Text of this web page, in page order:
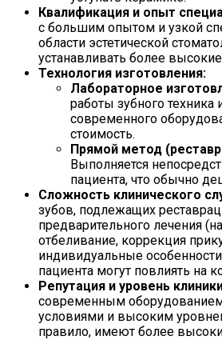
Квалификация и опыт
с большим опытом и узкой
области эстетической
устанавливать более
Технология изготовления:
Лабораторное
работы зубного техника
современного
стоимость.
Прямой метод
Выполняется
пациента, что обычно
Сложность клинического
зубов, подлежащих
предварительного лечения
отбеливание, коррекция
индивидуальные
пациента могут повлиять на
Репутация и уровень
современным
условиями и высоким
правило, имеют более